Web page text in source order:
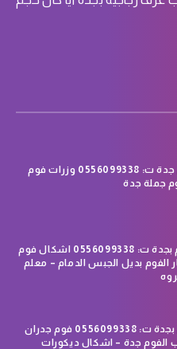
تركيب فوم للجدران جدة ت: 0556099338 وزرات فوم
جملة جدة
معلم ديكورات فوم بجدة ت: 0556099338 اشكال فوم
الفوم بديل الجبس الدمام – معلم
تركيب فوم للجدران بجدة ت: 0556099338 فوم جدران
الفوم جدة – اشكال ديكورات